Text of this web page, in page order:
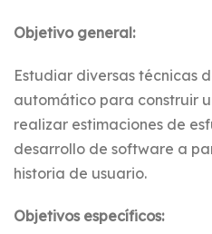
Objetivo general:
Estudiar diversas técnicas
automático para construir
realizar estimaciones de
desarrollo de software a
historia de usuario.
Objetivos específicos: